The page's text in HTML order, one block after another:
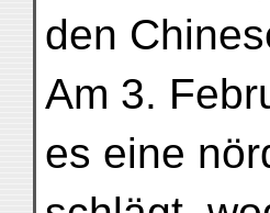
den
Am 3.
es eine